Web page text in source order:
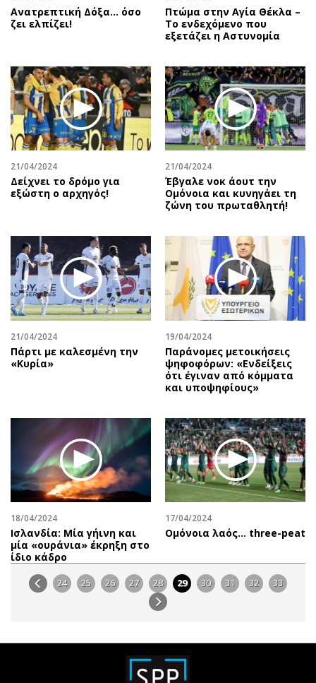
Ανατρεπτική Δόξα… όσο
ζει ελπίζει!
Πτώμα στην Αγία Θέκλα –
Το ενδεχόμενο που
εξετάζει η Αστυνομία
21/04/2024
Δείχνει το δρόμο για
εξώστη ο αρχηγός!
21/04/2024
Έβγαλε νοκ άουτ την
Ομόνοια και κυνηγάει τη
ζώνη του πρωταθλητή!
21/04/2024
Πάρτι με καλεσμένη την
«Κυρία»
19/04/2024
Παράνομες μετοικήσεις
ψηφοφόρων: «Ενδείξεις
ότι έγιναν από κόμματα
και υποψηφίους»
18/04/2024
Ισλανδία: Μία γήινη και
μία «ουράνια» έκρηξη στο
ίδιο κάδρο
17/04/2024
Oμόνοια λαός… three-peat
24 25 26 27 28 29 30 31 32 33